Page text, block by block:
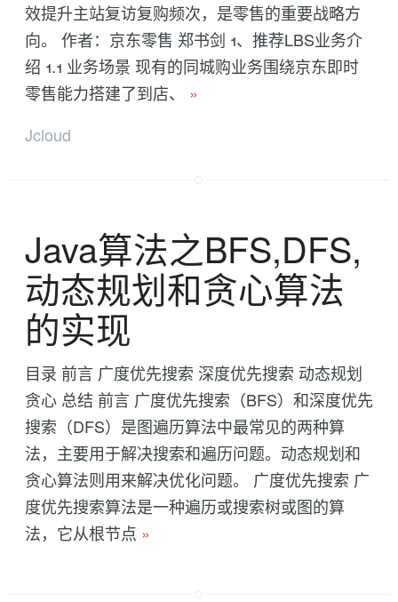
效提升主站复访复购频次，是零售的重要战略方
向。 作者：京东零售 郑书剑 1、推荐LBS业务介
绍 1.1 业务场景 现有的同城购业务围绕京东即时
零售能力搭建了到店、 »
Jcloud
Java算法之BFS,DFS,
动态规划和贪心算法
的实现
目录 前言 广度优先搜索 深度优先搜索 动态规划
贪心 总结 前言 广度优先搜索（BFS）和深度优先
搜索（DFS）是图遍历算法中最常见的两种算
法，主要用于解决搜索和遍历问题。动态规划和
贪心算法则用来解决优化问题。 广度优先搜索 广
度优先搜索算法是一种遍历或搜索树或图的算
法，它从根节点 »